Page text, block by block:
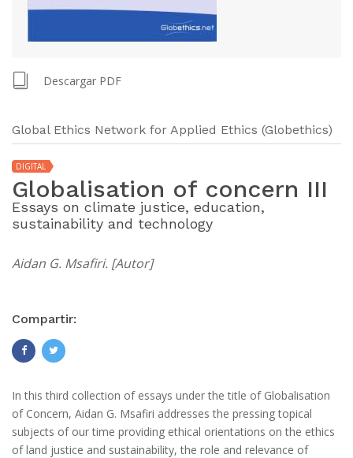
Descargar PDF
Global Ethics Network for Applied Ethics (Globethics)
DIGITAL
Globalisation of concern III
Essays on climate justice, education,
sustainability and technology
Aidan G. Msafiri. [Autor]
Compartir:
In this third collection of essays under the title of Globalisation
of Concern, Aidan G. Msafiri addresses the pressing topical
subjects of our time providing ethical orientations on the ethics
of land justice and sustainability, the role and relevance of